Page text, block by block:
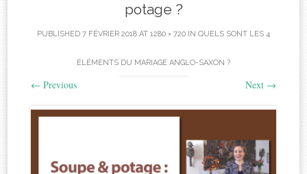
potage ?
PUBLISHED 7 FÉVRIER 2018 AT 1280 × 720 IN QUELS SONT LES 4
ÉLÉMENTS DU MARIAGE ANGLO-SAXON ?
← Previous Next →